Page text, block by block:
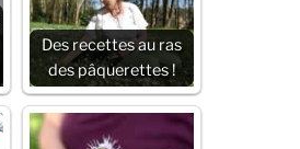
Des recettes au ras
des pâquerettes !